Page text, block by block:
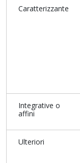
Caratterizzante
Integrative o
affini
Ulteriori